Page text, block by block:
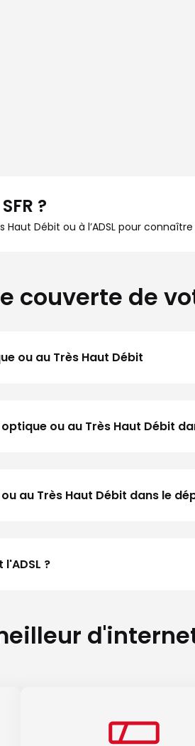
?
Débit ou à l’ADSL pour
couverte de
ou au Très Haut Débit
ou au Très Haut Débit
au Très Haut Débit dans le
?